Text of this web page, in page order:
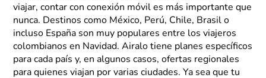
viajar, contar con conexión móvil es más importante que
nunca. Destinos como México, Perú, Chile, Brasil o
incluso España son muy populares entre los viajeros
colombianos en Navidad. Airalo tiene planes específicos
para cada país y, en algunos casos, ofertas regionales
para quienes viajan por varias ciudades. Ya sea que tu